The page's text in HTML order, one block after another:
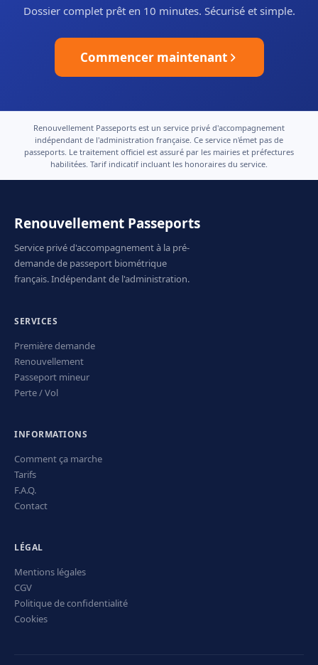
Dossier complet prêt en 10 minutes. Sécurisé et simple.
Commencer maintenant
Renouvellement Passeports est un service privé d'accompagnement
indépendant de l'administration française. Ce service n'émet pas de
passeports. Le traitement officiel est assuré par les mairies et préfectures
habilitées. Tarif indicatif incluant les honoraires du service.
Renouvellement Passeports
Service privé d'accompagnement à la pré-
demande de passeport biométrique
français. Indépendant de l'administration.
SERVICES
Première demande
Renouvellement
Passeport mineur
Perte / Vol
INFORMATIONS
Comment ça marche
Tarifs
F.A.Q.
Contact
LÉGAL
Mentions légales
CGV
Politique de confidentialité
Cookies